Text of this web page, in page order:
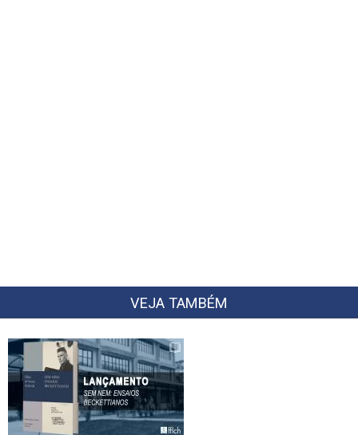
VEJA TAMBÉM